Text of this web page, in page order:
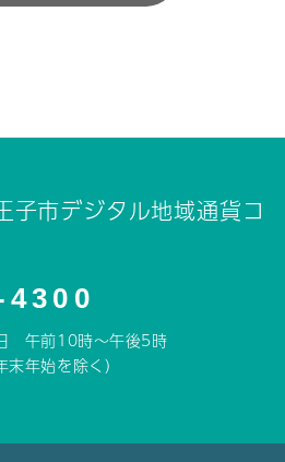
子市デジタル地域通貨コ
午前10時～午後5時
末年始を除く）